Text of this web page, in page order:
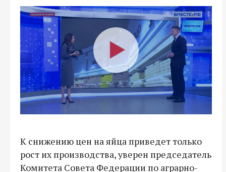
К снижению цен на яйца приведет только
рост их производства, уверен председатель
Комитета Совета Федерации по аграрно-